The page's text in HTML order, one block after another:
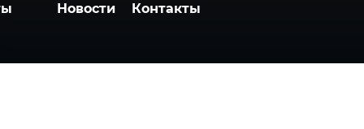
Новости Контакты